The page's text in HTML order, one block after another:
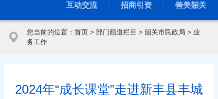
互动交流 招商引资 善美韶关
您当前的位置： 首页> 部门频道栏目 > 韶关市民政局 > 业
务工作
2024年“成长课堂”走进新丰县丰城